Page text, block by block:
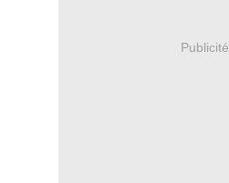
Publicité